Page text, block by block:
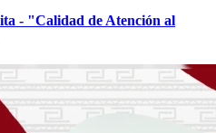
- "Calidad de Atención al